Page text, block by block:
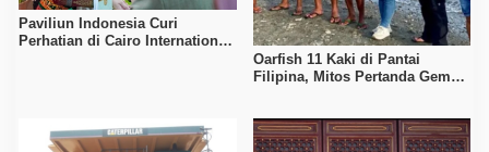
Paviliun Indonesia Curi
Perhatian di Cairo International
Oarfish 11 Kaki di Pantai
Filipina, Mitos Pertanda Gempa